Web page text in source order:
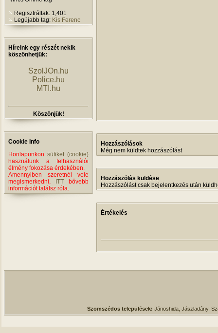
Regisztráltak: 1,401
Legújabb tag: Kis Ferenc
Híreink egy részét nekik
köszönhetjük:
SzolJOn.hu
Police.hu
MTI.hu
Köszönjük!
Cookie Info
Honlapunkon sütiket (cookie)
használunk a felhasználói
élmény fokozása érdekében.
Amennyiben szeretnél vele
megismerkedni,
ITT bővebb
információt találsz róla.
Hozzászólások
Még nem küldtek hozzászólást
Hozzászólás küldése
Hozzászólást csak bejelentkezés után
Értékelés
Szomszédos települések: Jánoshida, Jászladány,